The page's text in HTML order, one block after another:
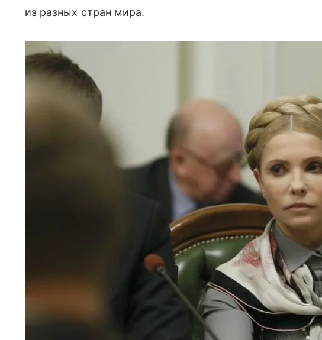
из разных стран мира.